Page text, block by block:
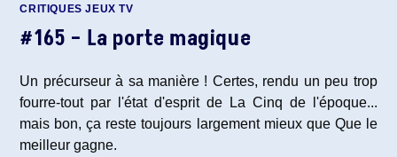
CRITIQUES JEUX TV
#165 – La porte magique
Un précurseur à sa manière ! Certes, rendu un peu trop
fourre-tout par l'état d'esprit de La Cinq de l'époque...
mais bon, ça reste toujours largement mieux que Que le
meilleur gagne.